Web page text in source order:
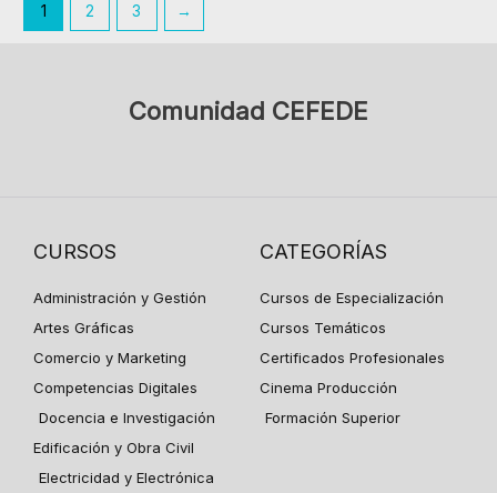
1 2 3 →
Comunidad CEFEDE
CURSOS
Administración y Gestión
Artes Gráficas
Comercio y Marketing
Competencias Digitales
Docencia e Investigación
Edificación y Obra Civil
Electricidad y Electrónica
CATEGORÍAS
Cursos de Especialización
Cursos Temáticos
Certificados Profesionales
Cinema Producción
Formación Superior